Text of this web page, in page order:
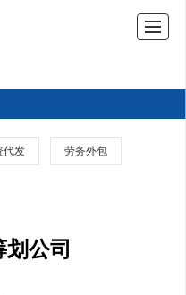
代发 劳务外包
公司